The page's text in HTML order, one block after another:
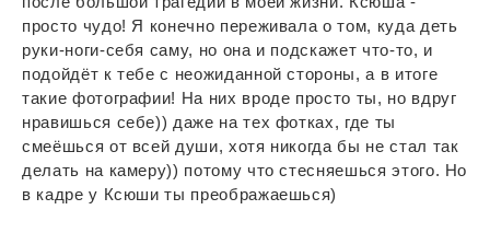
просто чудо! Я конечно переживала о том, куда деть
руки-ноги-себя саму, но она и подскажет что-то, и
подойдёт к тебе с неожиданной стороны, а в итоге
такие фотографии! На них вроде просто ты, но вдруг
нравишься себе)) даже на тех фотках, где ты
смеёшься от всей души, хотя никогда бы не стал так
делать на камеру)) потому что стесняешься этого. Но
в кадре у Ксюши ты преображаешься)